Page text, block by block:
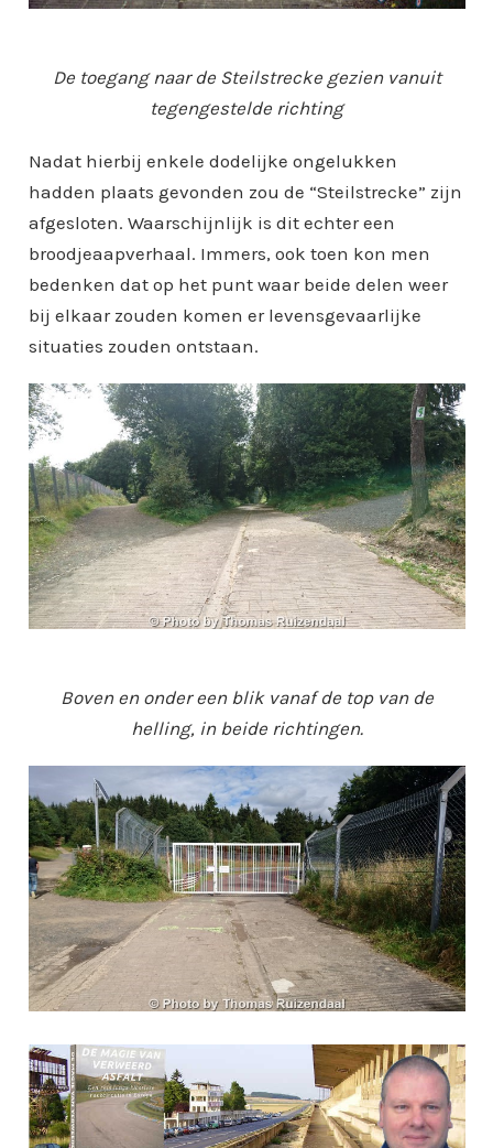
De toegang naar de Steilstrecke gezien vanuit
tegengestelde richting
Nadat hierbij enkele dodelijke ongelukken
hadden plaats gevonden zou de “Steilstrecke” zijn
afgesloten. Waarschijnlijk is dit echter een
broodjeaapverhaal. Immers, ook toen kon men
bedenken dat op het punt waar beide delen weer
bij elkaar zouden komen er levensgevaarlijke
situaties zouden ontstaan.
Boven en onder een blik vanaf de top van de
helling, in beide richtingen.